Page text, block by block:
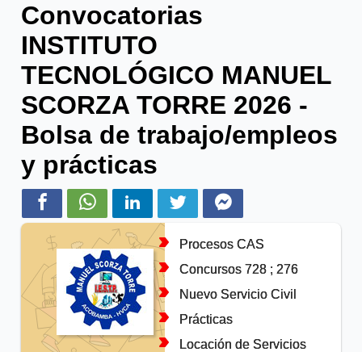
Convocatorias
INSTITUTO
TECNOLÓGICO MANUEL
SCORZA TORRE 2026 -
Bolsa de trabajo/empleos
y prácticas
Procesos CAS
Concursos 728 ; 276
Nuevo Servicio Civil
Prácticas
Locación de Servicios